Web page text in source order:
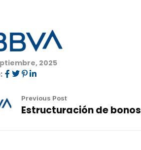
2025
Previous Post
Estructuración de bonos